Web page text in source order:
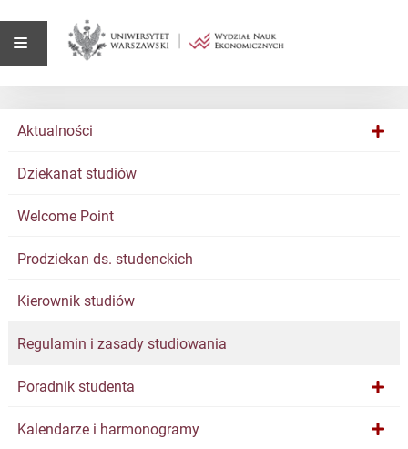
Aktualności
Dziekanat studiów
Welcome Point
Prodziekan ds. studenckich
Kierownik studiów
Regulamin i zasady studiowania
Poradnik studenta
Kalendarze i harmonogramy